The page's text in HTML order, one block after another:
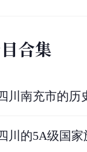
目合集
川南充市的历
川的5A级国